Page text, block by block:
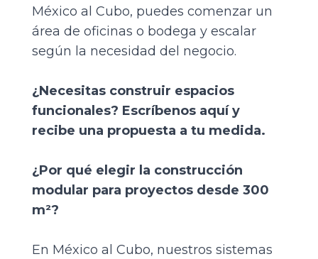
México al Cubo, puedes comenzar un
área de oficinas o bodega y escalar
según la necesidad del negocio.
¿Necesitas construir espacios
funcionales? Escríbenos aquíy
recibe una propuesta a tu medida.
¿Por qué elegir la construcción
modular para proyectos desde 300
m²?
En México al Cubo, nuestros sistemas